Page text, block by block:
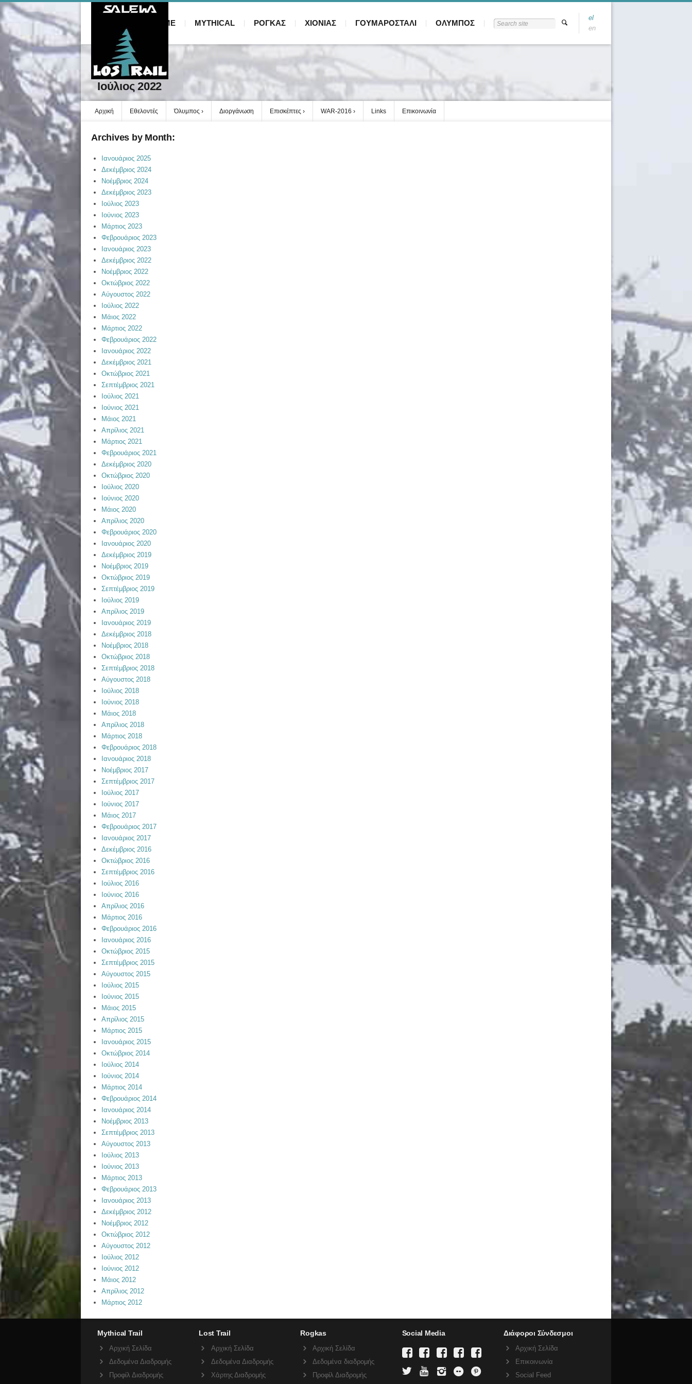
el
en
HOME MYTHICAL ΡΟΓΚΑΣ ΧΙΟΝΙΑΣ ΓΟΥΜΑΡΟΣΤΑΛΙ ΟΛΥΜΠΟΣ
Ιούλιος 2022
Αρχική Εθελοντές Όλυμπος Διοργάνωση Επισκέπτες WAR-2016 Links Επικοινωνία
Archives by Month:
Ιανουάριος 2025
Δεκέμβριος 2024
Νοέμβριος 2024
Δεκέμβριος 2023
Ιούλιος 2023
Ιούνιος 2023
Μάρτιος 2023
Φεβρουάριος 2023
Ιανουάριος 2023
Δεκέμβριος 2022
Νοέμβριος 2022
Οκτώβριος 2022
Αύγουστος 2022
Ιούλιος 2022
Μάιος 2022
Μάρτιος 2022
Φεβρουάριος 2022
Ιανουάριος 2022
Δεκέμβριος 2021
Οκτώβριος 2021
Σεπτέμβριος 2021
Ιούλιος 2021
Ιούνιος 2021
Μάιος 2021
Απρίλιος 2021
Μάρτιος 2021
Φεβρουάριος 2021
Δεκέμβριος 2020
Οκτώβριος 2020
Ιούλιος 2020
Ιούνιος 2020
Μάιος 2020
Απρίλιος 2020
Φεβρουάριος 2020
Ιανουάριος 2020
Δεκέμβριος 2019
Νοέμβριος 2019
Οκτώβριος 2019
Σεπτέμβριος 2019
Ιούλιος 2019
Απρίλιος 2019
Ιανουάριος 2019
Δεκέμβριος 2018
Νοέμβριος 2018
Οκτώβριος 2018
Σεπτέμβριος 2018
Αύγουστος 2018
Ιούλιος 2018
Ιούνιος 2018
Μάιος 2018
Απρίλιος 2018
Μάρτιος 2018
Φεβρουάριος 2018
Ιανουάριος 2018
Νοέμβριος 2017
Σεπτέμβριος 2017
Ιούλιος 2017
Ιούνιος 2017
Μάιος 2017
Φεβρουάριος 2017
Ιανουάριος 2017
Δεκέμβριος 2016
Οκτώβριος 2016
Σεπτέμβριος 2016
Ιούλιος 2016
Ιούνιος 2016
Απρίλιος 2016
Μάρτιος 2016
Φεβρουάριος 2016
Ιανουάριος 2016
Οκτώβριος 2015
Σεπτέμβριος 2015
Αύγουστος 2015
Ιούλιος 2015
Ιούνιος 2015
Μάιος 2015
Απρίλιος 2015
Μάρτιος 2015
Ιανουάριος 2015
Οκτώβριος 2014
Ιούλιος 2014
Ιούνιος 2014
Μάρτιος 2014
Φεβρουάριος 2014
Ιανουάριος 2014
Νοέμβριος 2013
Σεπτέμβριος 2013
Αύγουστος 2013
Ιούλιος 2013
Ιούνιος 2013
Μάρτιος 2013
Φεβρουάριος 2013
Ιανουάριος 2013
Δεκέμβριος 2012
Νοέμβριος 2012
Οκτώβριος 2012
Αύγουστος 2012
Ιούλιος 2012
Ιούνιος 2012
Μάιος 2012
Απρίλιος 2012
Μάρτιος 2012
Mythical Trail
Αρχική Σελίδα
Δεδομένα Διαδρομής
Προφίλ Διαδρομής
Lost Trail
Αρχική Σελίδα
Δεδομένα Διαδρομής
Χάρτης Διαδρομής
Rogkas
Αρχική Σελίδα
Δεδομένα διαδρομής
Προφίλ Διαδρομής
Social Media Διάφοροι Σύνδεσμοι
Αρχική Σελίδα
Επικοινωνία
Social Feed